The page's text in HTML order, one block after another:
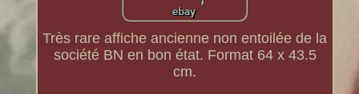
Très rare affiche ancienne non entoilée de la
société BN en bon état. Format 64 x 43.5
cm.